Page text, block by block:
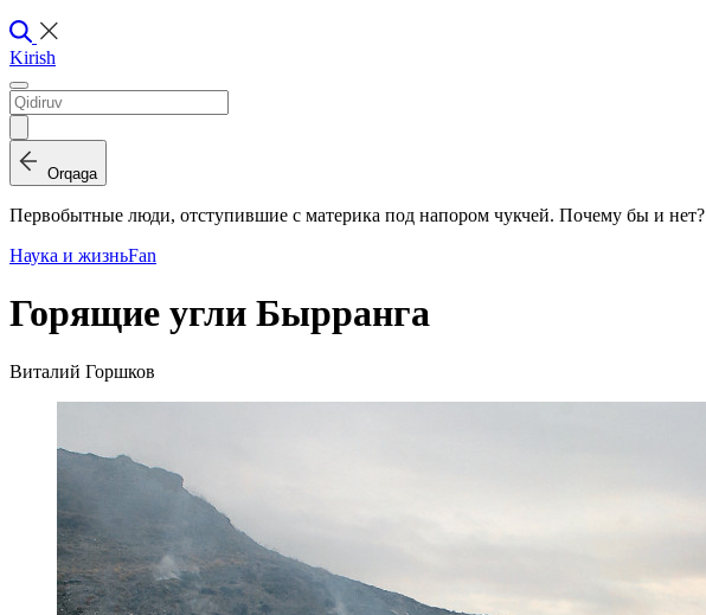
Kirish
Orqaga
Первобытные люди, отступившие с материка под напором чукчей. Почему бы и нет?
Наука и жизньFan
Горящие угли Бырранга
Виталий Горшков